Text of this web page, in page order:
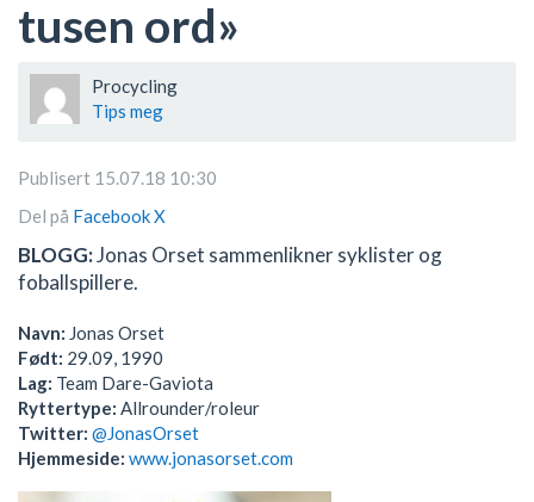
tusen ord»
Procycling
Tips meg
Publisert 15.07.18 10:30
Del på FacebookX
BLOGG:Jonas Orset sammenlikner syklister og
foballspillere.
Navn: Jonas Orset
Født: 29.09, 1990
Lag: Team Dare-Gaviota
Ryttertype: Allrounder/roleur
Twitter: @JonasOrset
Hjemmeside: www.jonasorset.com